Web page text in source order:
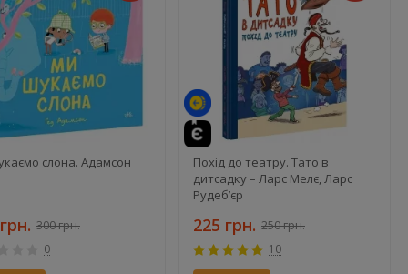
слона. Адамсон
300 грн.
0
Похід до театру. Тато в
дитсадку – Ларс Мелє, Ларс
Рудеб’єр
225 грн. 250 грн.
10